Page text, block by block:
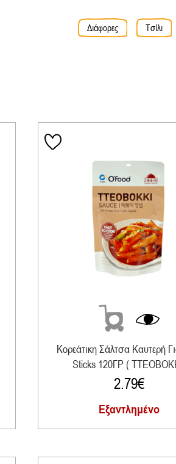
Διάφορες Τσίλι
Κορεάτικη Σάλτσα Καυτερή
Sticks 120ΓΡ (
2.79€
Εξαντλημένο